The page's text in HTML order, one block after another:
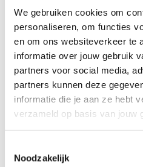
We gebruiken cookies om
personaliseren, om functies
en om ons websiteverkeer te
informatie over jouw gebruik
partners voor social media,
partners kunnen deze
informatie die je aan ze hebt
verzameld op basis van jouw
Noodzakelijk